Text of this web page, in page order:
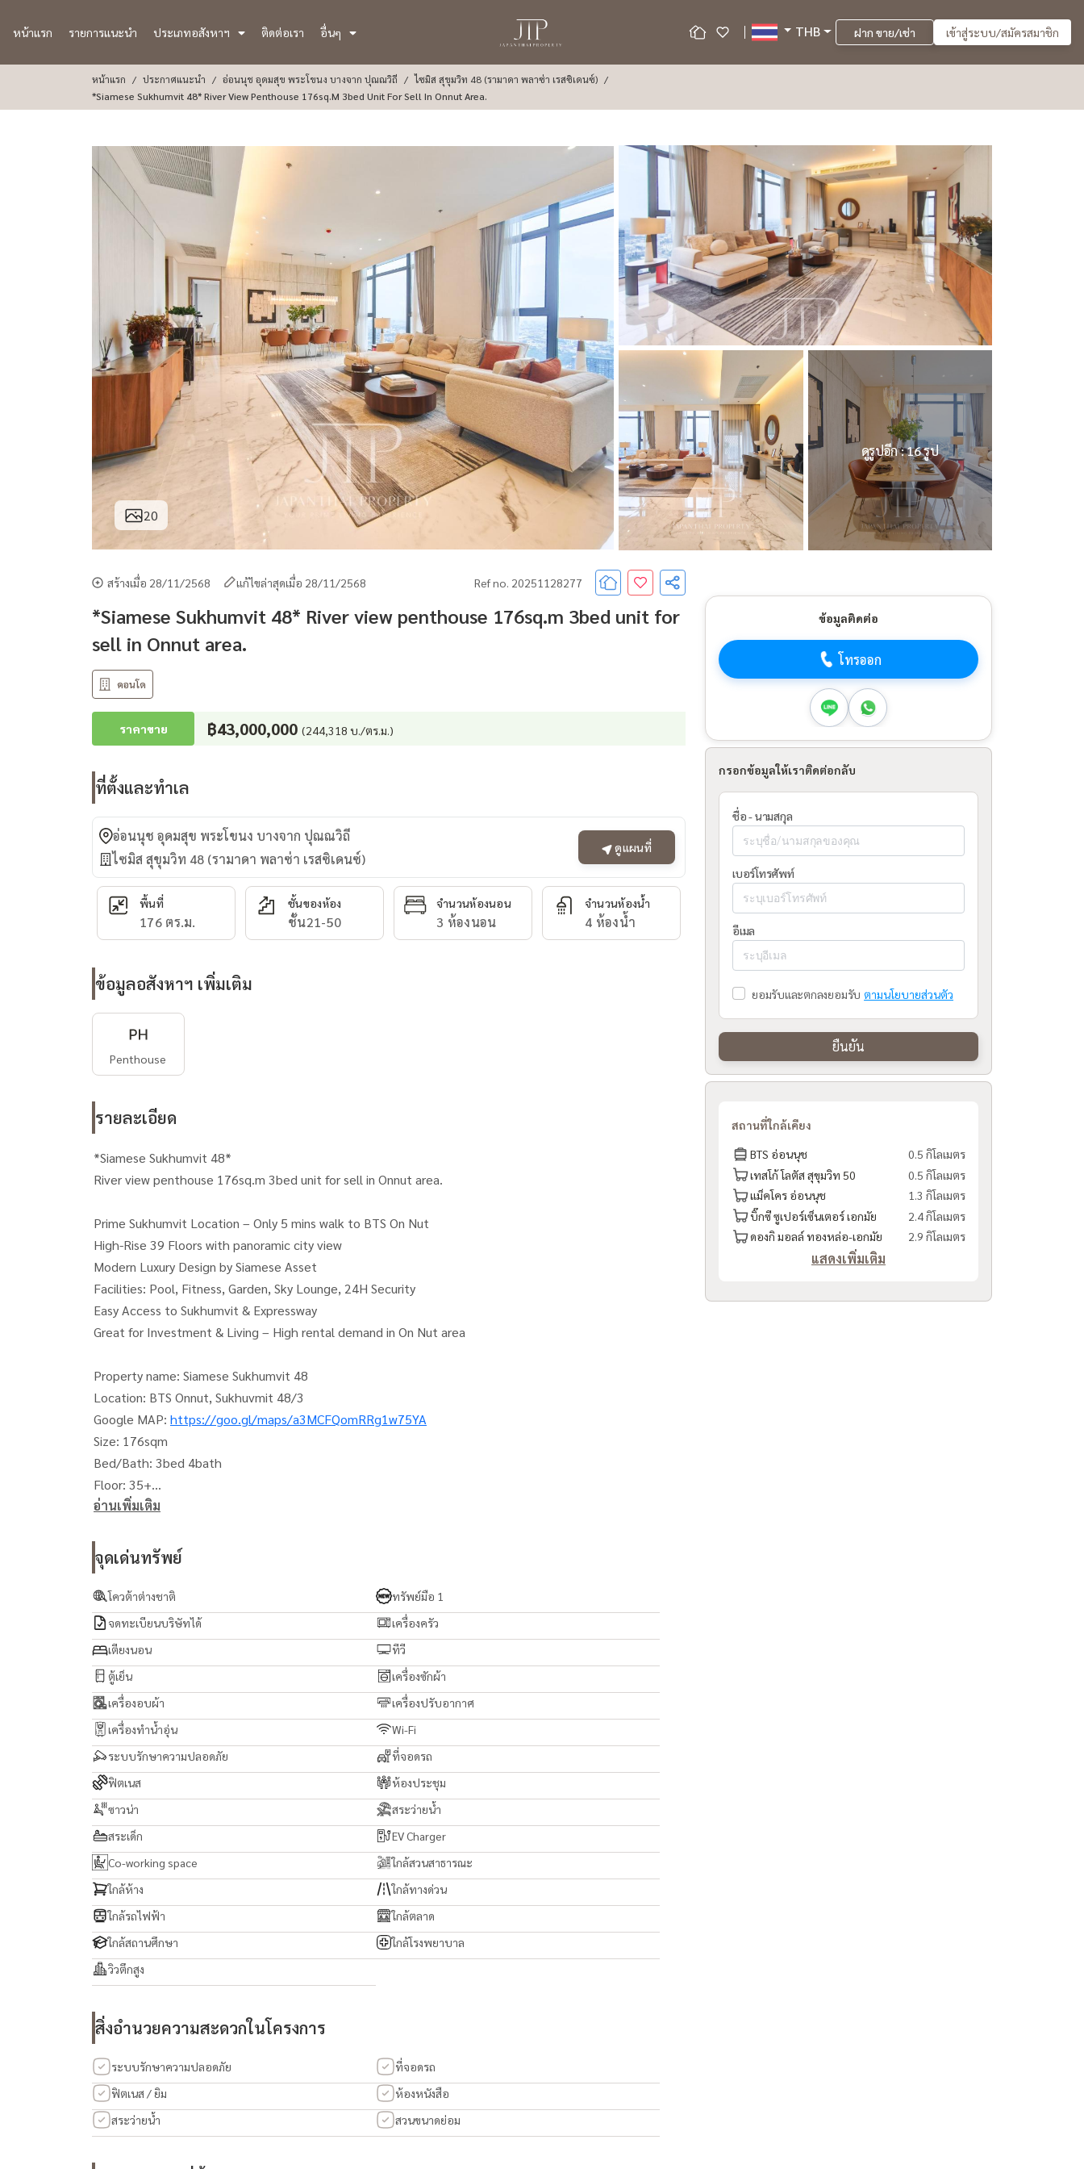
หน้าแรก รายการแนะนำ ประเภทอสังหาฯ ติดต่อเรา อื่นๆ THB ฝาก ขาย/เช่า เข้าสู่ระบบ/สมัครสมาชิก
หน้าแรก ประกาศแนะนำ อ่อนนุช อุดมสุข พระโขนง บางจาก ปุณณวิถี
ไซมิส สุขุมวิท 48 (รามาดา พลาซ่า เรสซิเดนซ์)
*Siamese Sukhumvit 48* River View Penthouse 176sq.m 3bed Unit For Sell In Onnut Area.
20
ดูรูปอีก : 16 รูป
สร้างเมื่อ 28/11/2568 แก้ไขล่าสุดเมื่อ 28/11/2568 Ref no. 20251128277
*Siamese Sukhumvit 48* River view penthouse 176sq.m 3bed unit for
sell in Onnut area.
คอนโด
ราคาขาย ฿43,000,000 (244,318 บ./ตร.ม.)
ที่ตั้งและทำเล
อ่อนนุช อุดมสุข พระโขนง บางจาก ปุณณวิถี
ไซมิส สุขุมวิท 48 (รามาดา พลาซ่า เรสซิเดนซ์)
ดูแผนที่
พื้นที่
176 ตร.ม.
ชั้นของห้อง
ชั้น21-50
จำนวนห้องนอน
3 ห้องนอน
จำนวนห้องน้ำ
4 ห้องน้ำ
ข้อมูลอสังหาฯ เพิ่มเติม
Penthouse
รายละเอียด
*Siamese Sukhumvit 48*
River view penthouse 176sq.m 3bed unit for sell in Onnut area.
Prime Sukhumvit Location – Only 5 mins walk to BTS On Nut
High-Rise 39 Floors with panoramic city view
Modern Luxury Design by Siamese Asset
Facilities: Pool, Fitness, Garden, Sky Lounge, 24H Security
Easy Access to Sukhumvit & Expressway
Great for Investment & Living – High rental demand in On Nut area
Property name: Siamese Sukhumvit 48
Location: BTS Onnut, Sukhuvmit 48/3
Google MAP: https://goo.gl/maps/a3MCFQomRRg1w75YA
Size: 176sqm
Bed/Bath: 3bed 4bath
Floor: 35+
Rental price:
Furnished condition: Fully furnished
Remarks: Penthouse unit, river view and
อ่านเพิ่มเติม
จุดเด่นทรัพย์
โควต้าต่างชาติ
ทรัพย์มือ 1
จดทะเบียนบริษัทได้
เครื่องครัว
เตียงนอน
ทีวี
ตู้เย็น
เครื่องซักผ้า
เครื่องอบผ้า
เครื่องปรับอากาศ
เครื่องทำน้ำอุ่น
Wi-Fi
ระบบรักษาความปลอดภัย
ที่จอดรถ
ฟิตเนส
ห้องประชุม
ซาวน่า
สระว่ายน้ำ
สระเด็ก
EV Charger
Co-working space
ใกล้สวนสาธารณะ
ใกล้ห้าง
ใกล้ทางด่วน
ใกล้รถไฟฟ้า
ใกล้ตลาด
ใกล้สถานศึกษา
ใกล้โรงพยาบาล
วิวตึกสูง
สิ่งอำนวยความสะดวกในโครงการ
ระบบรักษาความปลอดภัย
ที่จอดรถ
ฟิตเนส / ยิม
ห้องหนังสือ
สระว่ายน้ำ
สวนขนาดย่อม
ข้อมูลติดต่อ
โทรออก
กรอกข้อมูลให้เราติดต่อกลับ
ชื่อ - นามสกุล
เบอร์โทรศัพท์
อีเมล
ยอมรับและตกลงยอมรับ ตามนโยบายส่วนตัว
ยืนยัน
สถานที่ใกล้เคียง
BTS อ่อนนุช
0.5 กิโลเมตร
เทสโก้ โลตัส สุขุมวิท 50
0.5 กิโลเมตร
แม็คโคร อ่อนนุช
1.3 กิโลเมตร
บิ๊กซี ซูเปอร์เซ็นเตอร์ เอกมัย
2.4 กิโลเมตร
ดองกิ มอลล์ ทองหล่อ-เอกมัย
2.9 กิโลเมตร
แสดงเพิ่มเติม